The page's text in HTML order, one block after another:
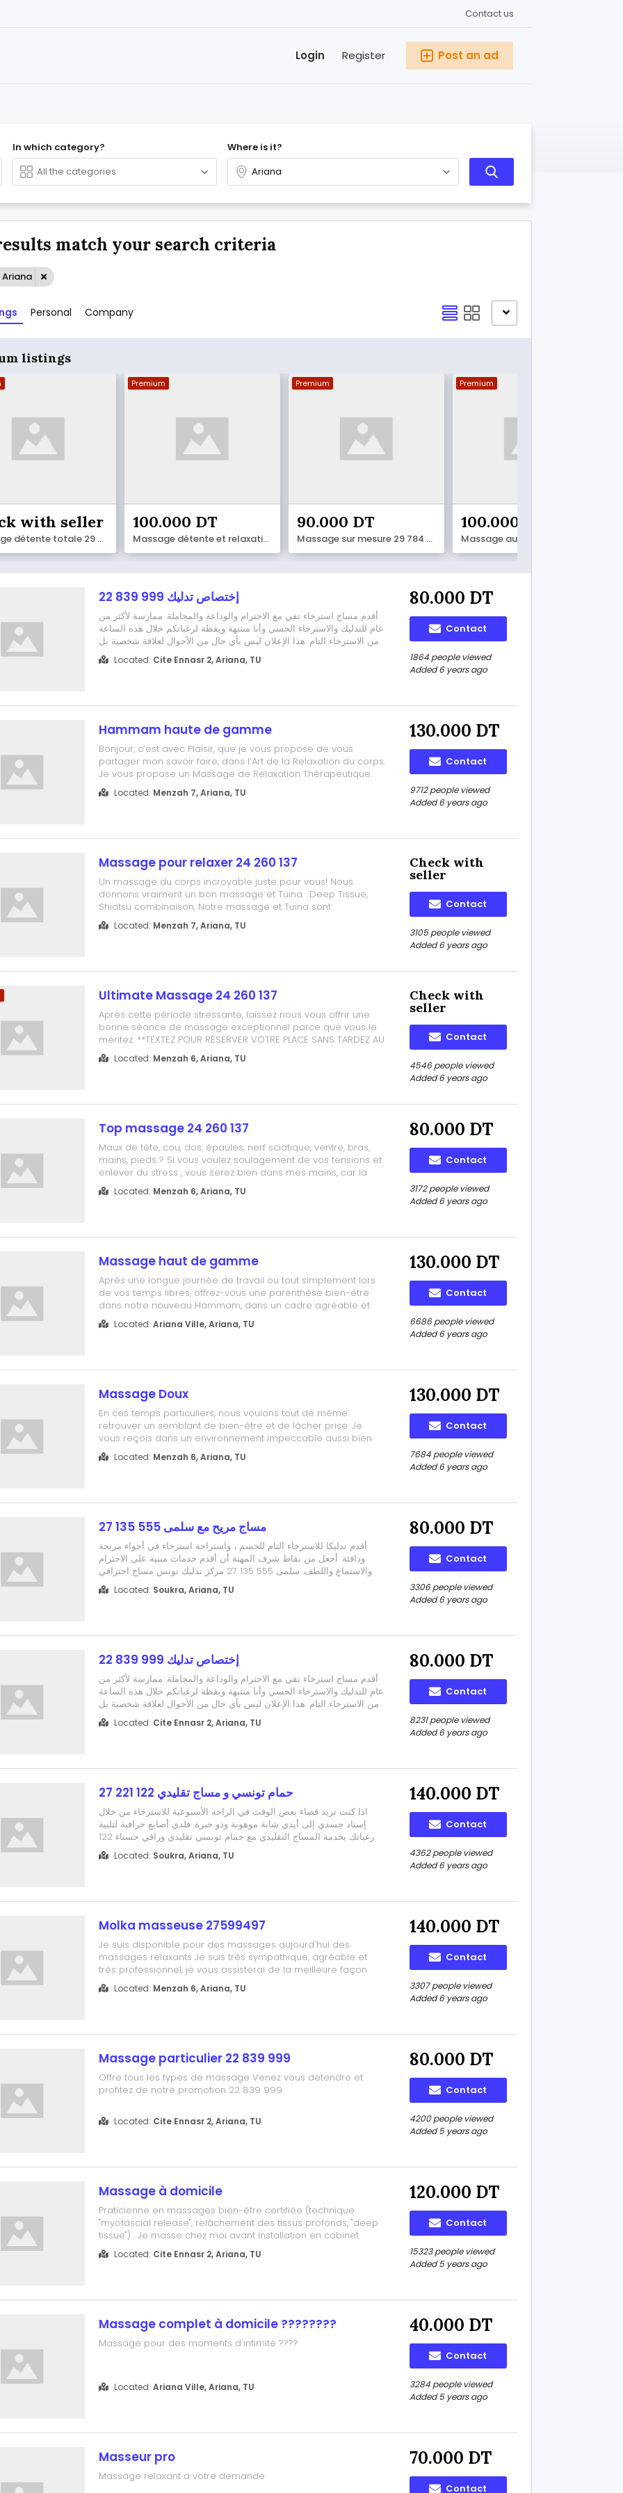
Contact us
Post an ad
Register
Login
In which category? Where is it?
match your search criteria
Ariana
Personal Company
listings
with seller
massage détente totale 29 039 597
Premium
100.000 DT
Massage détente et relaxation 29 142 830
Premium
90.000 DT
Massage sur mesure 29 784 636
Premium
100.000 DT
Massage au choix 29 034 754
إختصاص تدليك 999 839 22
أقدم مساج استرخاء نقي مع الاحترام والوداعة والمجاملة. ممارسة لأكثر من
عام للتدليك والاسترخاء الحسي وأنا منتبهة ويقظة لرغباتكم خلال هذه الساعة
من الاسترخاء التام. هذا الإعلان ليس بأي حال من الأحوال لعلاقة شخصية بل
تدليك مع احترام للجميع منى 999 839 22 مركز تدليك تونس مساج
احترافيLocated: Cite Ennasr 2, Ariana, TU
80.000 DT
Contact
1864 people viewed
Added 6 years ago
Hammam haute de gamme
Bonjour, c’est avec Plaisir, que je vous propose de vous
partager mon savoir faire, dans l’Art de la Relaxation du corps.
Je vous propose un Massage de Relaxation Thérapeutique.
Afin de permettre de soulager et détendre vos tensions
musculaires, maux, et douleurs physiques. Offrez vous un
Located: Menzah 7, Ariana, TU
130.000 DT
Contact
9712 people viewed
Added 6 years ago
Massage pour relaxer 24 260 137
Un massage du corps incroyable juste pour vous! Nous
donnons vraiment un bon massage et Tuina . Deep Tissue,
Shiatsu combinaison, Notre massage et Tuina sont
profondément réparatrice, de guérison et de détente pour
hommes et femmes . Full body massage, Deep Tissue, Shiatsu
Located: Menzah 7, Ariana, TU
Check with
seller
Contact
3105 people viewed
Added 6 years ago
Ultimate Massage 24 260 137
Après cette période stressante, laissez nous vous offrir une
bonne sèance de massage exceptionnel parce que vous le
méritez. **TEXTEZ POUR RÉSERVER VOTRE PLACE SANS TARDEZ AU
24 260 137 (Amel)
Located: Menzah 6, Ariana, TU
Check with
seller
Contact
4546 people viewed
Added 6 years ago
Top massage 24 260 137
Maux de tête, cou, dos, épaules, nerf sciatique, ventre, bras,
mains, pieds..? Si vous voulez soulagement de vos tensions et
enlever du stress , vous serez bien dans mes mains, car la
massothérapie est ma vocation et passion depuis des
années et je vous offre un excellent mixte entre efficacité et
Located: Menzah 6, Ariana, TU
80.000 DT
Contact
3172 people viewed
Added 6 years ago
Massage haut de gamme
Après une longue journée de travail ou tout simplement lors
de vos temps libres, offrez-vous une parenthèse bien-être
dans notre nouveau Hammam, dans un cadre agréable et
une ambiance ZEN, avec ou sans rendez-vous. Les massages
sont adaptés à vos goûts
Located: Ariana Ville, Ariana, TU
130.000 DT
Contact
6686 people viewed
Added 6 years ago
Massage Doux
En ces temps particuliers, nous voulons tout de même
retrouver un semblant de bien-être et de lâcher prise. Je
vous reçois dans un environnement impeccable aussi bien
en confort qu'en hygiène. Le bien-être peut passer par un
bon massage... MAIS il existe massage et massage.... Pourquoi
Located: Menzah 6, Ariana, TU
130.000 DT
Contact
7684 people viewed
Added 6 years ago
مساج مريح مع سلمى 555 135 27
أقدم تدليكا للاسترخاء التام للجسم ، واستراحة استرخاء في أجواء مريحة
ودافئة. أجعل من نقاط شرف المهنة أن أقدم خدمات مبنية على الاحترام
والاستماع واللطف. سلمى 555 135 27 مركز تدليك تونس مساج احترافي
Located: Soukra, Ariana, TU
80.000 DT
Contact
3306 people viewed
Added 6 years ago
إختصاص تدليك 999 839 22
أقدم مساج استرخاء نقي مع الاحترام والوداعة والمجاملة. ممارسة لأكثر من
عام للتدليك والاسترخاء الحسي وأنا منتبهة ويقظة لرغباتكم خلال هذه الساعة
من الاسترخاء التام. هذا الإعلان ليس بأي حال من الأحوال لعلاقة شخصية بل
تدليك مع احترام للجميع منى 999 839 22 مركز تدليك تونس مساج
احترافيLocated: Cite Ennasr 2, Ariana, TU
80.000 DT
Contact
8231 people viewed
Added 6 years ago
حمام تونسي و مساج تقليدي 122 221 27
اذا كنت تريد قضاء بعض الوقت في الراحة الأسبوعية للاسترخاء من خلال
إسناد جسدي إلى أيدي شابة موهوبة وذو خبرة. فلدي أصابع خرافية لتلبية
رغباتك بخدمة المساج التقليدي مع حمام تونسي تقليدي وراقي حسناء 122
Located: Soukra, Ariana, TU
140.000 DT
Contact
4362 people viewed
Added 6 years ago
Molka masseuse 27599497
Je suis disponible pour des massages aujourd'hui des
massages relaxants Je suis très sympathique, agréable et
très professionnel, je vous assisterai de la meilleure façon
possible vous aurez un massage phénoménal Samar
27599497
Located: Menzah 6, Ariana, TU
140.000 DT
Contact
3307 people viewed
Added 6 years ago
Massage particulier 22 839 999
Offre tous les types de massage Venez vous detendre et
profitez de notre promotion 22 839 999
Located: Cite Ennasr 2, Ariana, TU
80.000 DT
Contact
4200 people viewed
Added 5 years ago
Massage à domicile
Praticienne en massages bien-être certifiée (technique
"myofascial release", relâchement des tissus profonds, "deep
tissue") . Je masse chez moi avant installation en cabinet.
C’est en musique et ça dure 1h30 environ
Located: Cite Ennasr 2, Ariana, TU
120.000 DT
Contact
15323 people viewed
Added 5 years ago
Massage complet à domicile ????????
Massage pour des moments d'intimité ????
Located: Ariana Ville, Ariana, TU
40.000 DT
Contact
3284 people viewed
Added 5 years ago
Masseur pro
Massage relaxant a votre demande
70.000 DT
Contact